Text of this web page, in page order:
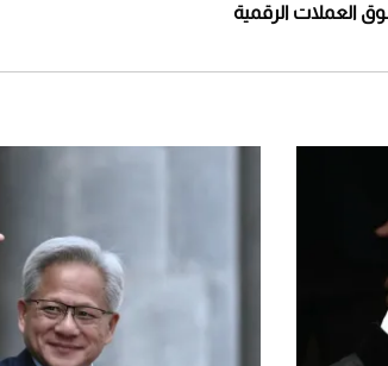
العملات الرقمية